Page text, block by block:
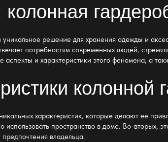
решение для хранения одежды и
потребностям современных людей,
и характеристики этого феномена, а
колонной
характеристик, которые делают ее
пространство в доме. Во-вторых,
владельца.